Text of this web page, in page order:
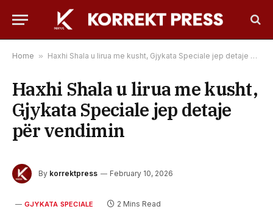
Home » Haxhi Shala u lirua me kusht, Gjykata Speciale jep detaje për vendimin
Haxhi Shala u lirua me kusht,
Gjykata Speciale jep detaje
për vendimin
By korrektpress February 10, 2026
GJYKATA SPECIALE 2 Mins Read